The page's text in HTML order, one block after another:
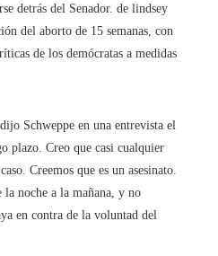
detrás del Senador. de lindsey
del aborto de 15 semanas, con
de los demócratas a medidas
Schweppe en una entrevista el
plazo. Creo que casi cualquier
Creemos que es un asesinato.
la noche a la mañana, y no
en contra de la voluntad del